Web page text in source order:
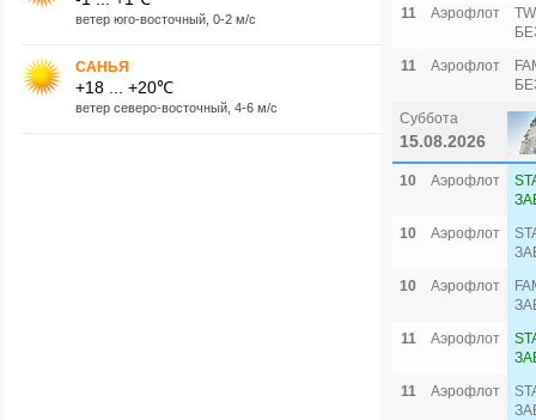
ветер юго-восточный, 0-2 м/с
САНЬЯ
+18 ... +20℃
ветер северо-восточный, 4-6 м/с
11
Аэрофлот
11
Аэрофлот
Суббота
15.08.2026
10 Аэрофлот
10
Аэрофлот
10
Аэрофлот
11
Аэрофлот
11
Аэрофлот